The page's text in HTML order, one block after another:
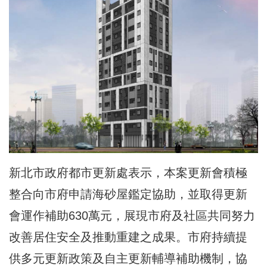
新北市政府都市更新處表示，本案更新會積極
整合向市府申請海砂屋鑑定協助，並取得更新
會運作補助630萬元，展現市府及社區共同努力
改善居住安全及推動重建之成果。市府持續提
供多元更新政策及自主更新輔導補助機制，協